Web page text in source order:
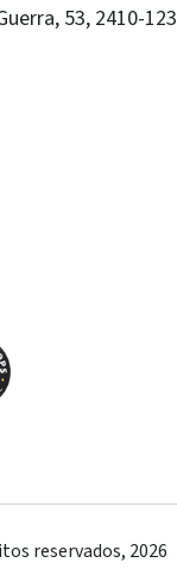
53, 2410-123
reservados, 2026